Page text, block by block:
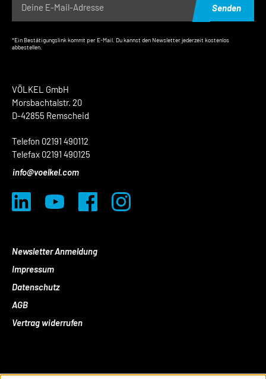
VÖLKEL GmbH
Morsbachtalstr. 20
D-42855 Remscheid
Telefon 02191 490112
Telefax 02191 490125
info@voelkel.com
Newsletter Anmeldung
Impressum
Datenschutz
AGB
Vertrag widerrufen
Senden
*Ein Bestätigungslink kommt per E-Mail. Du kannst den Newsletter jederzeit kostenlos
abbestellen.